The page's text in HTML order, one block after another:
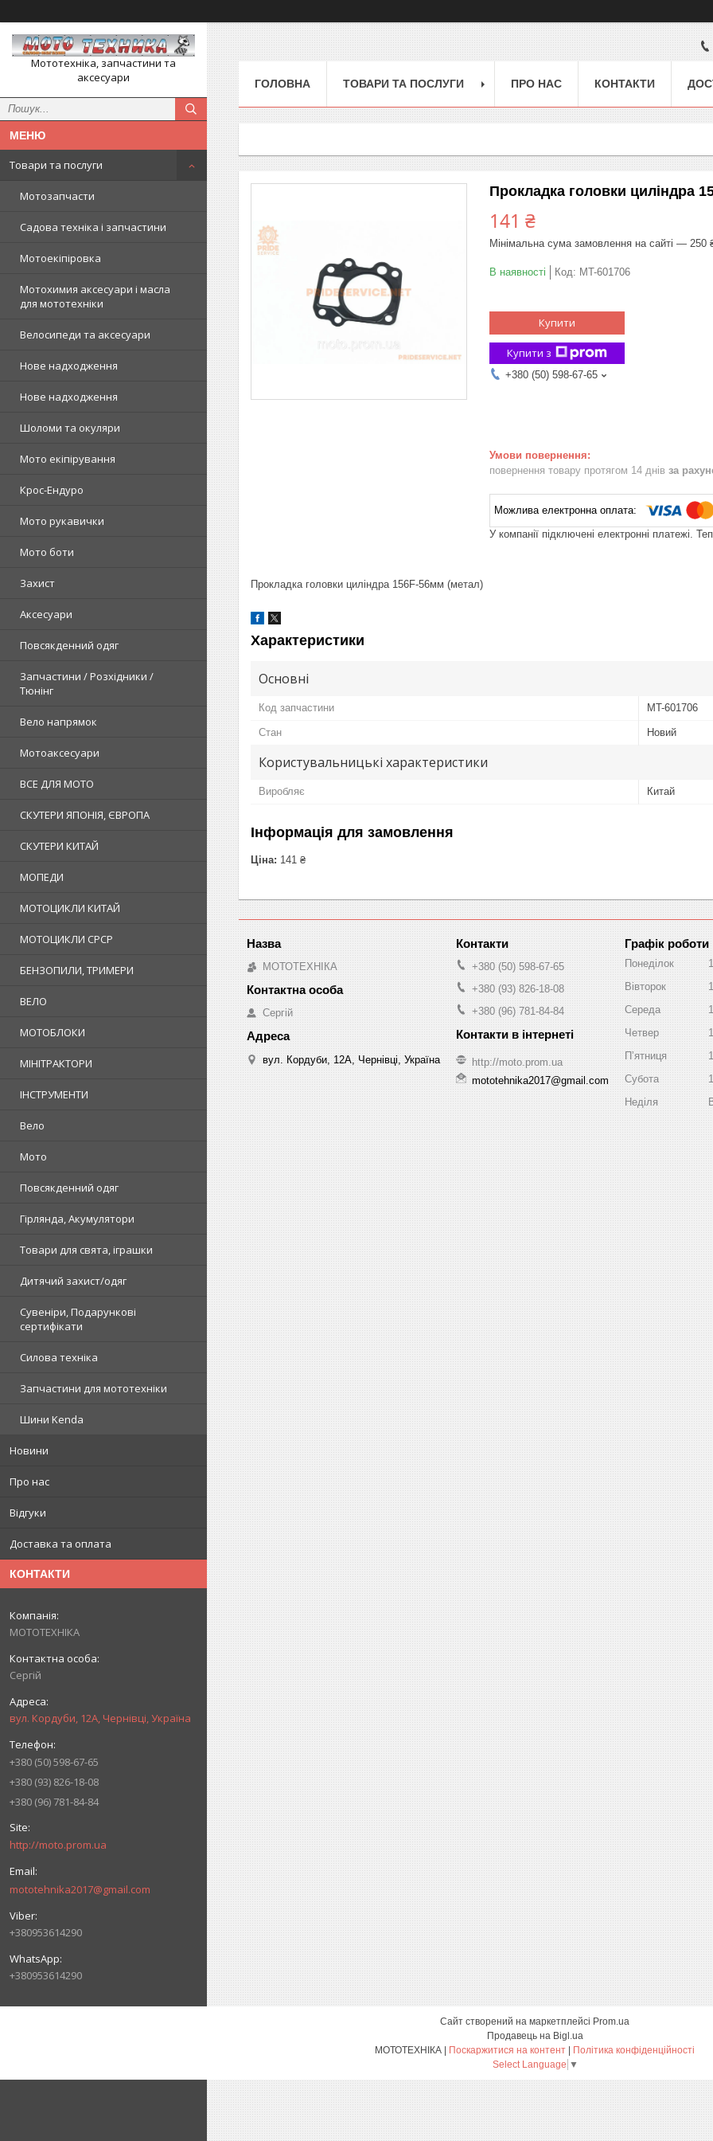
Мототехніка, запчастини та
аксесуари
Товари та послуги
Мотозапчасти
Садова техніка і запчастини
Мотоекіпіровка
Мотохимия аксесуари і масла
для мототехніки
Велосипеди та аксесуари
Нове надходження
Нове надходження
Шоломи та окуляри
Мото екіпірування
Крос-Ендуро
Мото рукавички
Мото боти
Захист
Аксесуари
Повсякденний одяг
Запчастини / Розхідники /
Тюнінг
Вело напрямок
Мотоаксесуари
ВСЕ ДЛЯ МОТО
СКУТЕРИ ЯПОНІЯ, ЄВРОПА
СКУТЕРИ КИТАЙ
МОПЕДИ
МОТОЦИКЛИ КИТАЙ
МОТОЦИКЛИ СРСР
БЕНЗОПИЛИ, ТРИМЕРИ
ВЕЛО
МОТОБЛОКИ
МІНІТРАКТОРИ
ІНСТРУМЕНТИ
Вело
Мото
Повсякденний одяг
Гірлянда, Акумулятори
Товари для свята, іграшки
Дитячий захист/одяг
Сувеніри, Подарункові
сертифікати
Силова техніка
Запчастини для мототехніки
Шини Kenda
Новини
Про нас
Відгуки
Доставка та оплата
КОНТАКТИ
МОТОТЕХНІКА
Сергій
вул. Кордуби, 12А, Чернівці, Україна
+380 (50) 598-67-65
+380 (93) 826-18-08
+380 (96) 781-84-84
http://moto.prom.ua
mototehnika2017@gmail.com
+380953614290
+380953614290
ГОЛОВНА ТОВАРИ ТА ПОСЛУГИ ПРО НАС КОНТАКТИ
Прокладка головки циліндра
141 ₴
Мінімальна сума замовлення на сайті — 250
В наявності Код: MT-601706
Купити
Купити з
+380 (50) 598-67-65
повернення товару протягом 14 днів за
У компанії підключені електронні платежі.
Прокладка головки циліндра 156F-56мм (метал)
Характеристики
Основні
Код запчастини MT-601706
Стан Новий
Користувальницькі характеристики
Виробляє Китай
Інформація для замовлення
Ціна: 141 ₴
МОТОТЕХНІКА
Сергій
вул. Кордуби, 12А, Чернівці, Україна
+380 (50) 598-67-65
+380 (93) 826-18-08
+380 (96) 781-84-84
http://moto.prom.ua
mototehnika2017@gmail.com
Графік роботи
Понеділок
Вівторок
Середа
Четвер
Пʼятниця
Субота
Неділя
Сайт створений на маркетплейсі Prom.ua
Продавець на Bigl.ua
МОТОТЕХНІКА | Поскаржитися на контент | Політика конфіденційності
Select Language ▼